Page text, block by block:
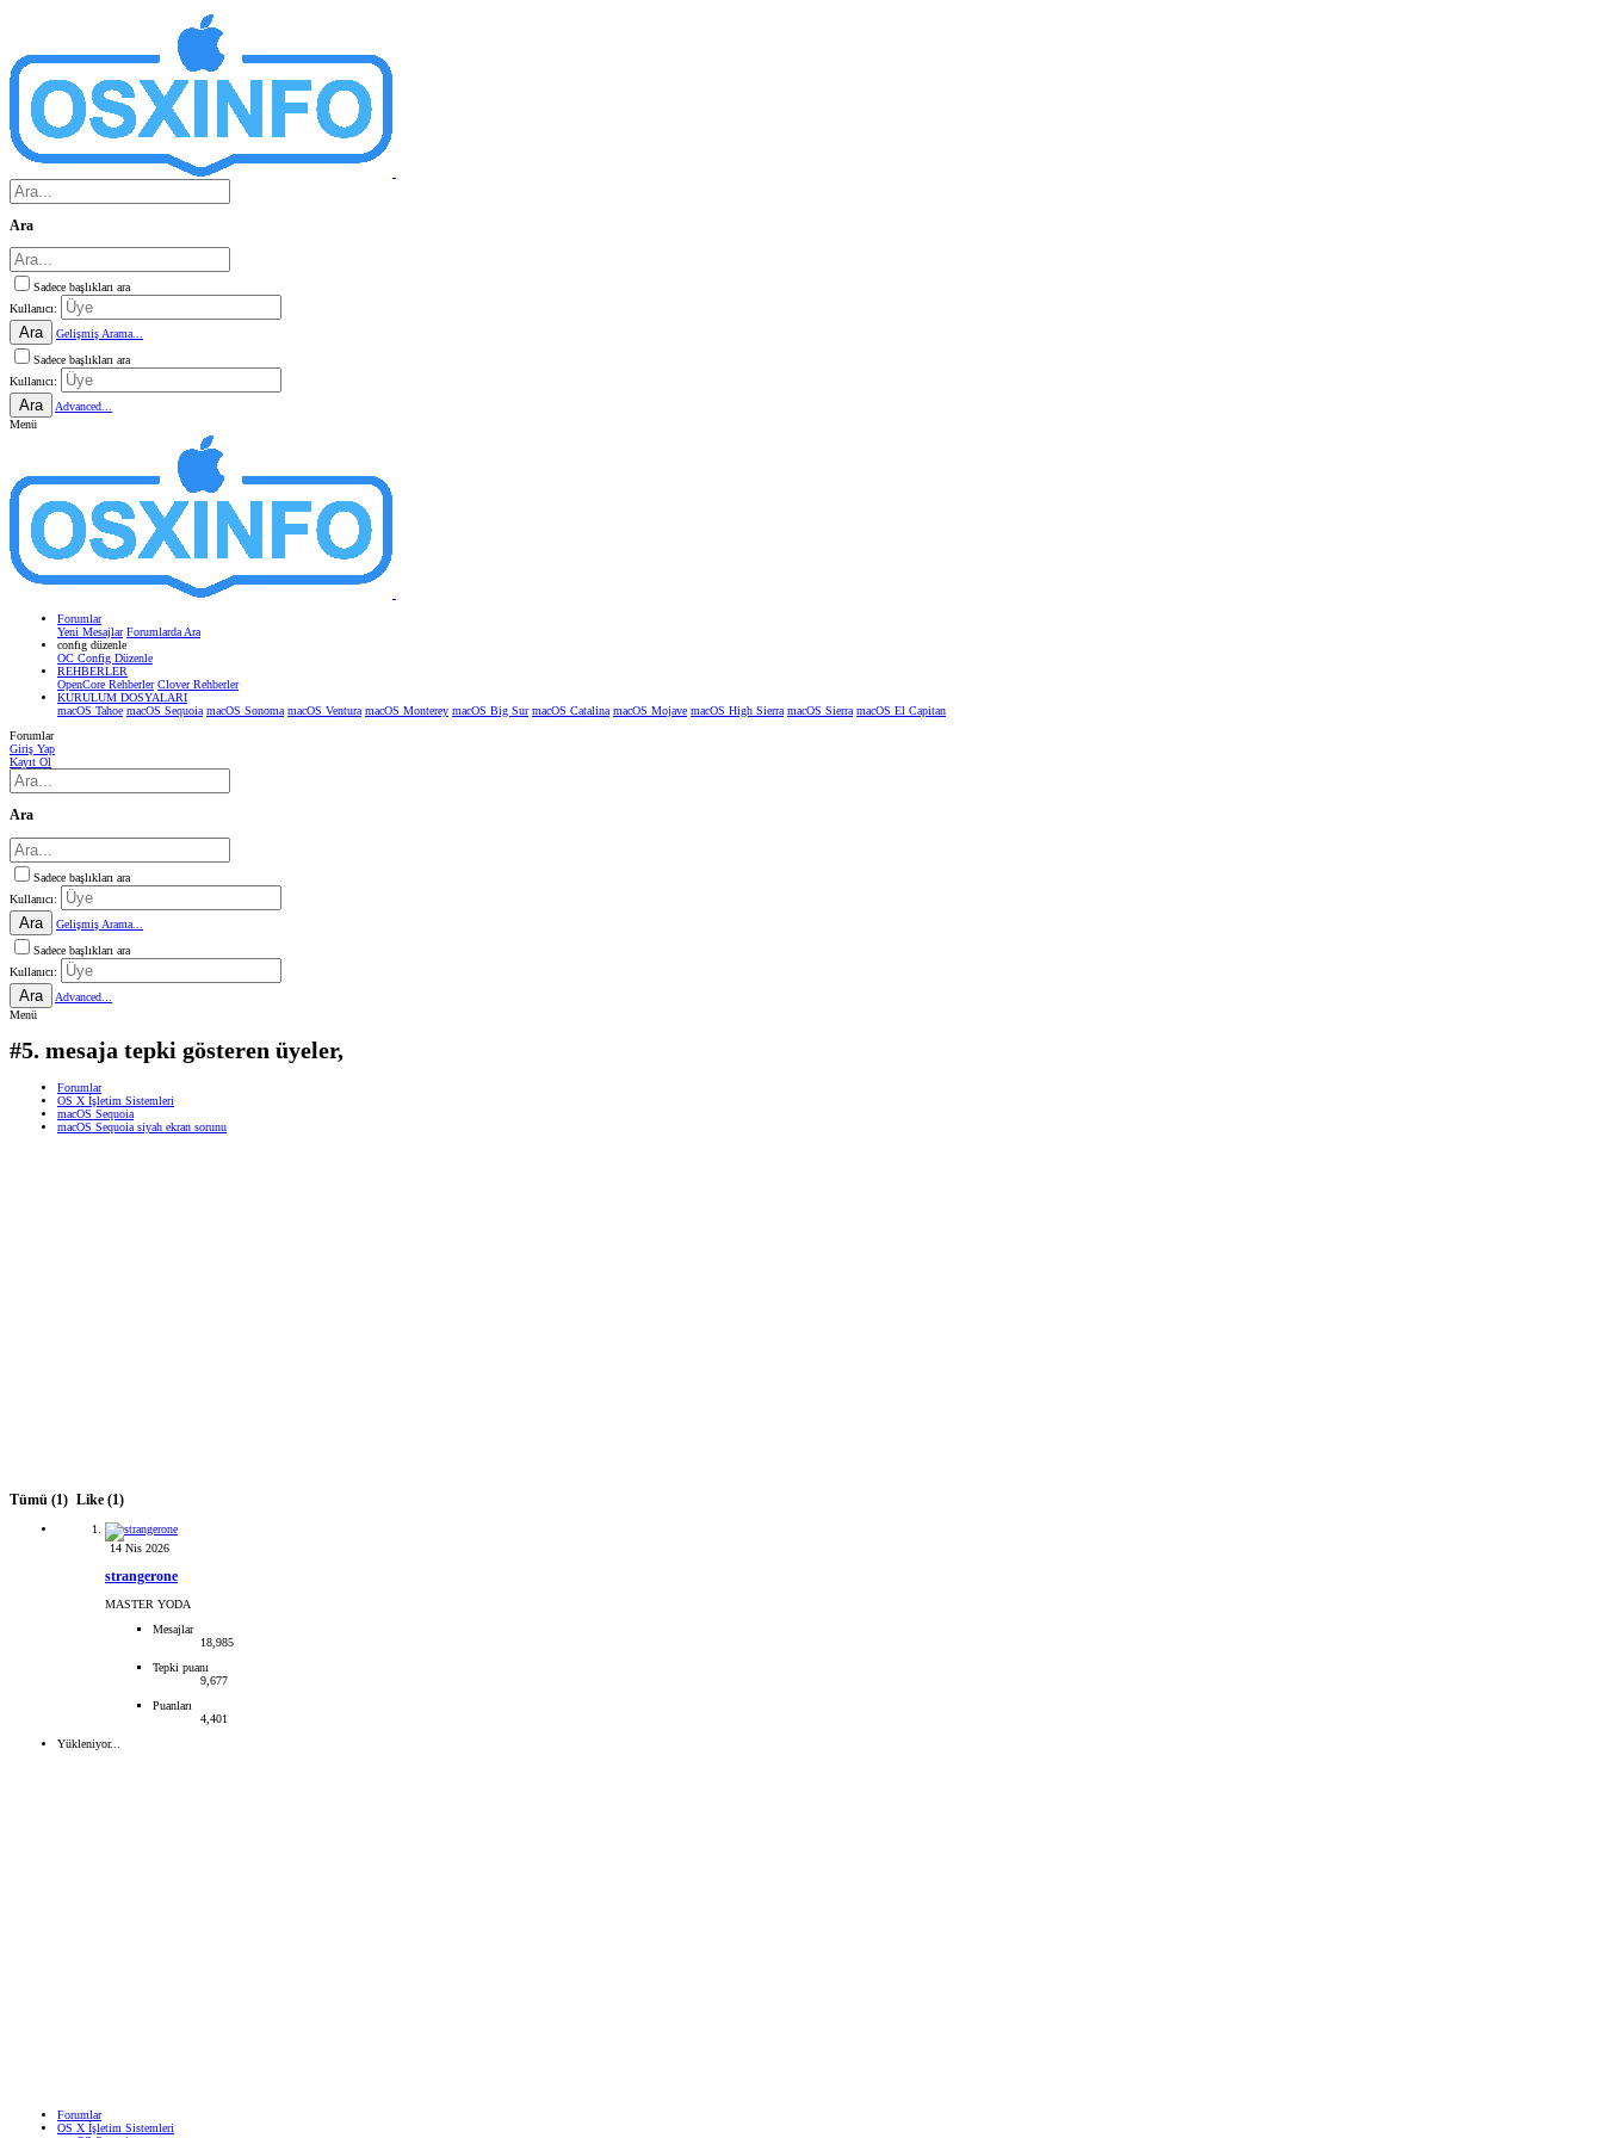
Ara
Sadece başlıkları ara
Kullanıcı:
Ara
Gelişmiş Arama...
Sadece başlıkları ara
Kullanıcı:
Ara
Advanced...
Menü
Forumlar
Yeni Mesajlar Forumlarda Ara
confıg düzenle
OC Config Düzenle
REHBERLER
OpenCore Rehberler Clover Rehberler
KURULUM DOSYALARI
macOS Tahoe macOS Sequoia macOS Sonoma macOS Ventura macOS Monterey macOS Big Sur macOS Catalina macOS Mojave macOS High Sierra macOS Sierra macOS El Capitan
Forumlar
Giriş Yap
Kayıt Ol
Ara
Sadece başlıkları ara
Kullanıcı:
Ara
Gelişmiş Arama...
Sadece başlıkları ara
Kullanıcı:
Ara
Advanced...
Menü
#5. mesaja tepki gösteren üyeler,
Forumlar
OS X İşletim Sistemleri
macOS Sequoia
macOS Sequoia siyah ekran sorunu
Tümü (1) Like (1)
14 Nis 2026
strangerone
MASTER YODA
Mesajlar
18,985
Tepki puanı
9,677
Puanları
4,401
Yükleniyor...
Forumlar
OS X İşletim Sistemleri